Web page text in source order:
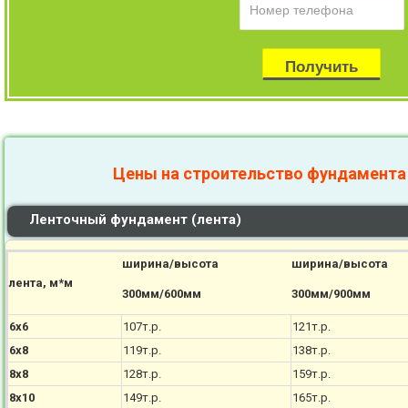
Цены на строительство
Ленточный фундамент (лента)
лента, м*м
ширина/высота
300мм/600мм
ширина/высота
300мм/900мм
6х6 107т.р.
121т.р.
6х8
119т.р.
138т.р.
8х8
128т.р.
159т.р.
8х10
149т.р. 165т.р.